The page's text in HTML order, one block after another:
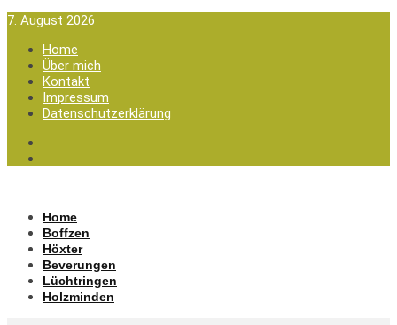
7. August 2026
Home
Über mich
Kontakt
Impressum
Datenschutzerklärung
Home
Boffzen
Höxter
Beverungen
Lüchtringen
Holzminden